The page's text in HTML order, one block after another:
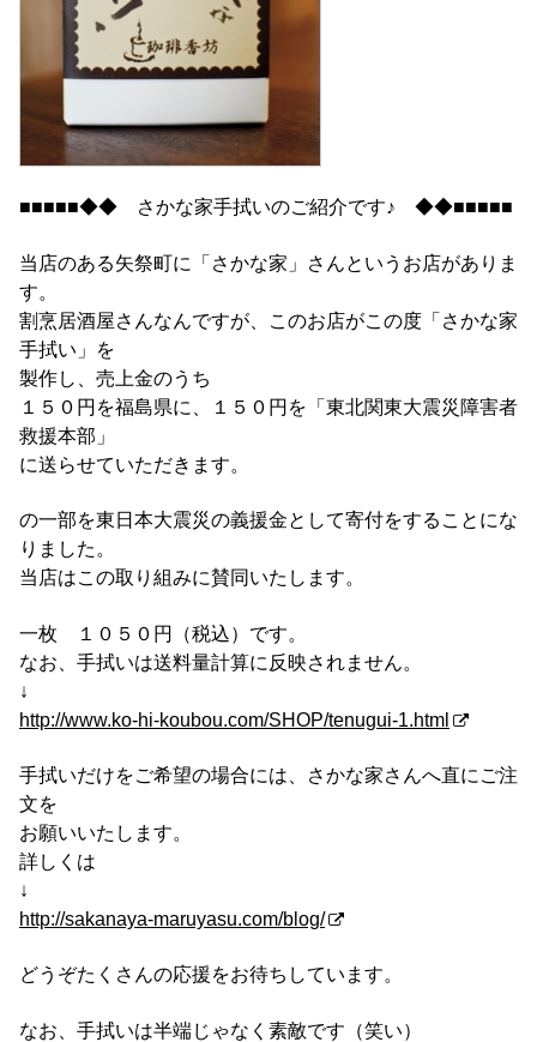
■■■■■◆◆ さかな家手拭いのご紹介です♪ ◆◆■■■■■
当店のある矢祭町に「さかな家」さんというお店がありま
す。
割烹居酒屋さんなんですが、このお店がこの度「さかな家
手拭い」を
製作し、売上金のうち
１５０円を福島県に、１５０円を「東北関東大震災障害者
救援本部」
に送らせていただきます。
の一部を東日本大震災の義援金として寄付をすることにな
りました。
当店はこの取り組みに賛同いたします。
一枚 １０５０円（税込）です。
なお、手拭いは送料量計算に反映されません。
↓
http://www.ko-hi-koubou.com/SHOP/tenugui-1.html
手拭いだけをご希望の場合には、さかな家さんへ直にご注
文を
お願いいたします。
詳しくは
↓
http://sakanaya-maruyasu.com/blog/
どうぞたくさんの応援をお待ちしています。
なお、手拭いは半端じゃなく素敵です（笑い）